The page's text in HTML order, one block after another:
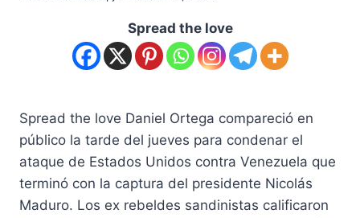
Spread the love
Spread the love Daniel Ortega compareció en
público la tarde del jueves para condenar el
ataque de Estados Unidos contra Venezuela que
terminó con la captura del presidente Nicolás
Maduro. Los ex rebeldes sandinistas calificaron